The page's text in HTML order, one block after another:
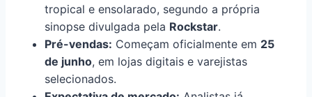
tropical e ensolarado, segundo a própria
sinopse divulgada pela Rockstar.
Pré-vendas: Começam oficialmente em 25
de junho, em lojas digitais e varejistas
selecionados.